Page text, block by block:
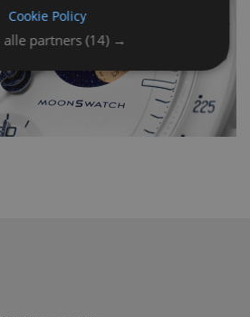
alle partners (14) →
Cookie Policy